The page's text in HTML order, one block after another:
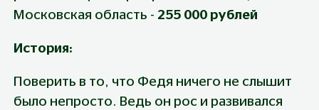
Московская область - 255 000 рублей
История:
Поверить в то, что Федя ничего не слышит
было непросто. Ведь он рос и развивался